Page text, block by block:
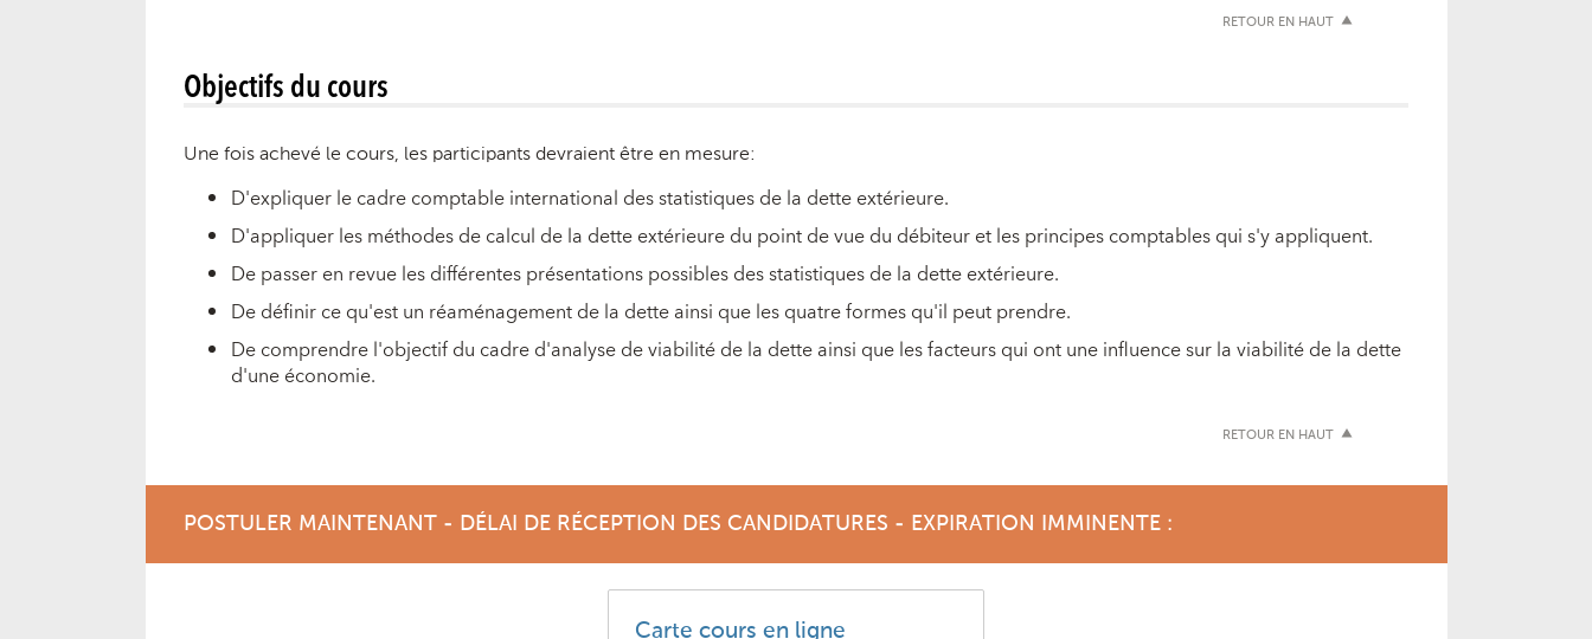
RETOUR EN HAUT
Objectifs du cours
Une fois achevé le cours, les participants devraient être en mesure:
D'expliquer le cadre comptable international des statistiques de la dette extérieure.
D'appliquer les méthodes de calcul de la dette extérieure du point de vue du débiteur et les principes comptables qui s'y appliquent.
De passer en revue les différentes présentations possibles des statistiques de la dette extérieure.
De définir ce qu'est un réaménagement de la dette ainsi que les quatre formes qu'il peut prendre.
De comprendre l'objectif du cadre d'analyse de viabilité de la dette ainsi que les facteurs qui ont une influence sur la viabilité de la dette
d'une économie.
RETOUR EN HAUT
POSTULER MAINTENANT - DÉLAI DE RÉCEPTION DES CANDIDATURES - EXPIRATION IMMINENTE :
Carte cours en ligne